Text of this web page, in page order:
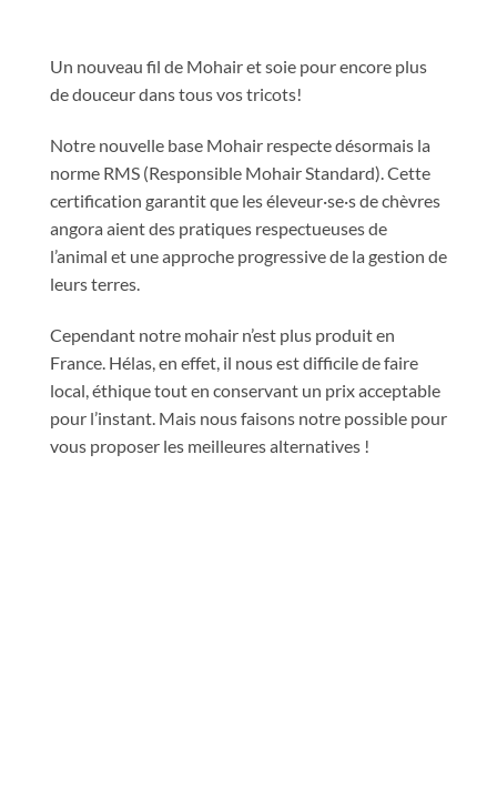
Un nouveau fil de Mohair et soie pour encore plus
de douceur dans tous vos tricots!
Notre nouvelle base Mohair respecte désormais la
norme RMS (Responsible Mohair Standard). Cette
certification garantit que les éleveur·se·s de chèvres
angora aient des pratiques respectueuses de
l’animal et une approche progressive de la gestion de
leurs terres.
Cependant notre mohair n’est plus produit en
France. Hélas, en effet, il nous est difficile de faire
local, éthique tout en conservant un prix acceptable
pour l’instant. Mais nous faisons notre possible pour
vous proposer les meilleures alternatives !